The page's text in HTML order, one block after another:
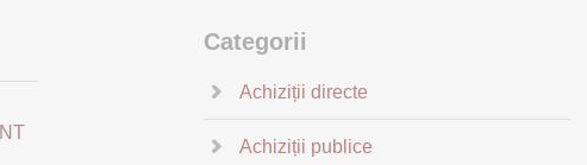
Categorii
Achiziții directe
Achiziții publice